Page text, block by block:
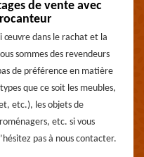
de vente avec
œuvre dans le rachat et la
sommes des revendeurs
de préférence en matière
que ce soit les meubles,
etc.), les objets de
etc. si vous
pas à nous contacter.